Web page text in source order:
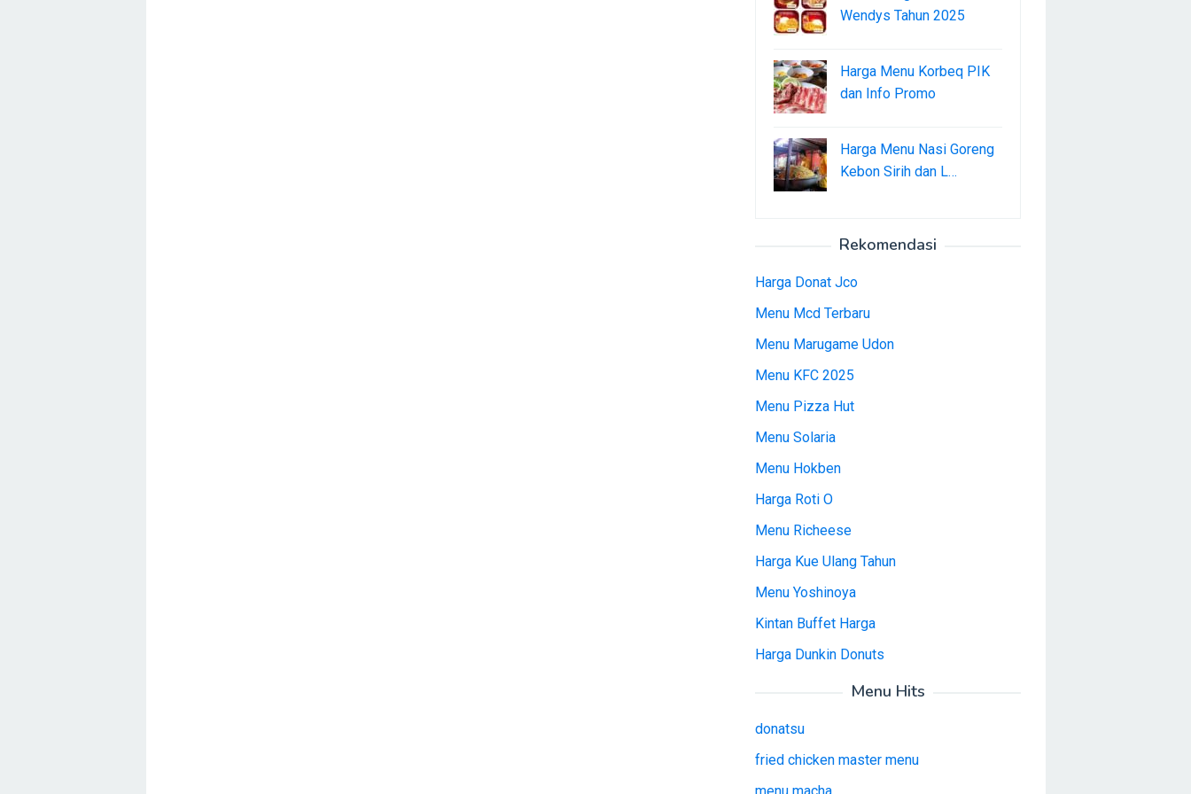
Wendys Tahun 2025
Harga Menu Korbeq PIK
dan Info Promo
Harga Menu Nasi Goreng
Kebon Sirih dan L…
Rekomendasi
Harga Donat Jco
Menu Mcd Terbaru
Menu Marugame Udon
Menu KFC 2025
Menu Pizza Hut
Menu Solaria
Menu Hokben
Harga Roti O
Menu Richeese
Harga Kue Ulang Tahun
Menu Yoshinoya
Kintan Buffet Harga
Harga Dunkin Donuts
Menu Hits
donatsu
fried chicken master menu